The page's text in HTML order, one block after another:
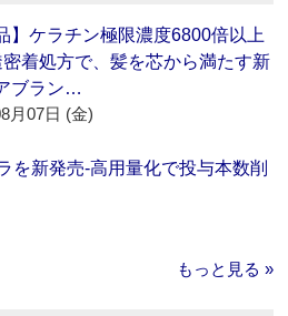
】ケラチン極限濃度6800倍以上
着処方で、髪を芯から満たす新
ブラン…
月07日 (金)
を新発売‐高用量化で投与本数削
もっと見る »